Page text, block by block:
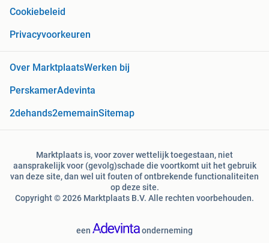
Cookiebeleid
Privacyvoorkeuren
Over MarktplaatsWerken bij
PerskamerAdevinta
2dehands2ememainSitemap
Marktplaats is, voor zover wettelijk toegestaan, niet
aansprakelijk voor (gevolg)schade die voortkomt uit het gebruik
van deze site, dan wel uit fouten of ontbrekende functionaliteiten
op deze site.
Copyright © 2026 Marktplaats B.V. Alle rechten voorbehouden.
een onderneming